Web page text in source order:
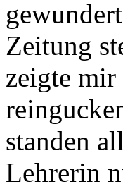
Zeitung
zeigte
standen
Lehrerin